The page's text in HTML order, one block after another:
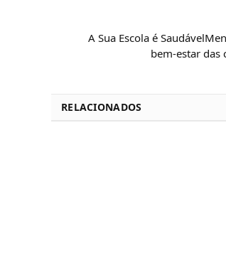
A Sua Escola é
bem-estar das
RELACIONADOS